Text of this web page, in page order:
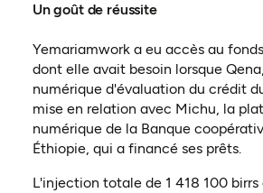
Un goût de réussite
Yemariamwork a eu accès au
dont elle avait besoin lorsque
numérique d'évaluation du crédit
mise en relation avec Michu, la
numérique de la Banque
Éthiopie, qui a financé ses prêts.
L'injection totale de 1 418 100